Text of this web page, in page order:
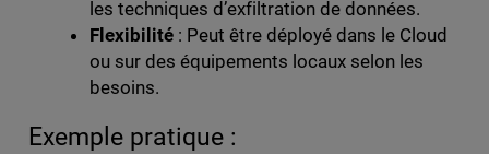
les techniques d’exfiltration de données.
Flexibilité: Peut être déployé dans le Cloud
ou sur des équipements locaux selon les
besoins.
Exemple pratique :